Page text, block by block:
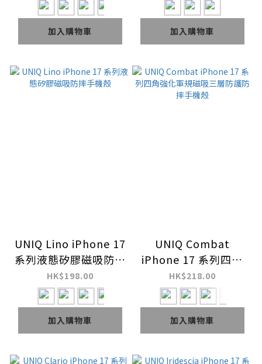
加入購物車 加入購物車
UNIQ Lino iPhone 17
系列液態矽膠磁吸防摔
手機殼
HK$198.00
加入購物車
UNIQ Combat
iPhone 17 系列四角
強化軍規磁吸三層防護
防摔手機殼
HK$218.00
加入購物車